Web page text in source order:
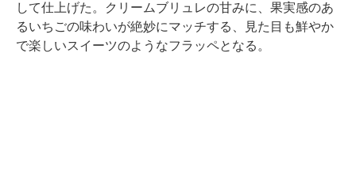
して仕上げた。クリームブリュレの甘みに、果実感のあ
るいちごの味わいが絶妙にマッチする、見た目も鮮やか
で楽しいスイーツのようなフラッペとなる。